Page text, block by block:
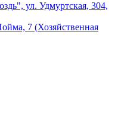
ул. Удмуртская, 304,
7 (Хозяйственная